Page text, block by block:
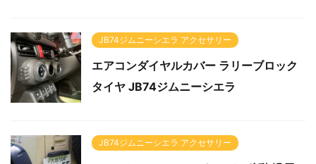
JB74ジムニーシエラ アクセサリー
エアコンダイヤルカバー ラリーブロック
タイヤ JB74ジムニーシエラ
JB74ジムニーシエラ アクセサリー